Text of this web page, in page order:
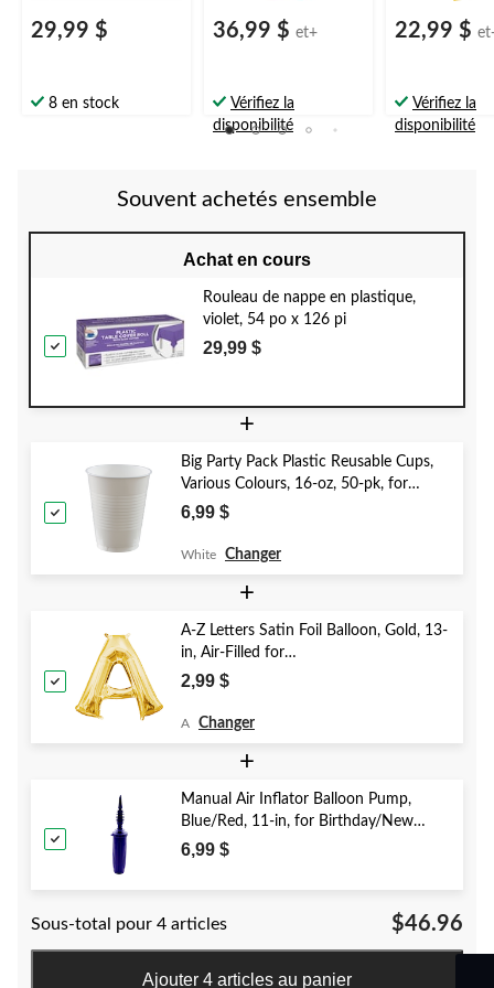
29,99 $
8 en stock
36,99 $ et+
Vérifiez la
disponibilité
22,99 $
Vérifiez la
disponibilité
Souvent achetés ensemble
Achat en cours
Rouleau de nappe en plastique,
violet, 54 po x 126 pi
29,99 $
+
Big Party Pack Plastic Reusable Cups,
Various Colours, 16-oz, 50-pk, for
Christmas/Thanksgiving/New Year's
6,99 $
White Changer
+
A-Z Letters Satin Foil Balloon, Gold, 13-
in, Air-Filled for
Birthday/Graduation/Baby
2,99 $
A Changer
+
Manual Air Inflator Balloon Pump,
Blue/Red, 11-in, for Birthday/New
Year's Eve/Graduation/Baby
6,99 $
Sous-total pour 4 articles $46.96
Ajouter 4 articles au panier